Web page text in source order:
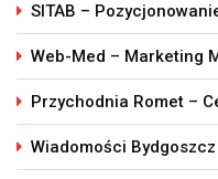
SITAB –
Web-Med – Marketing
Przychodnia Romet –
Wiadomości Bydgoszcz